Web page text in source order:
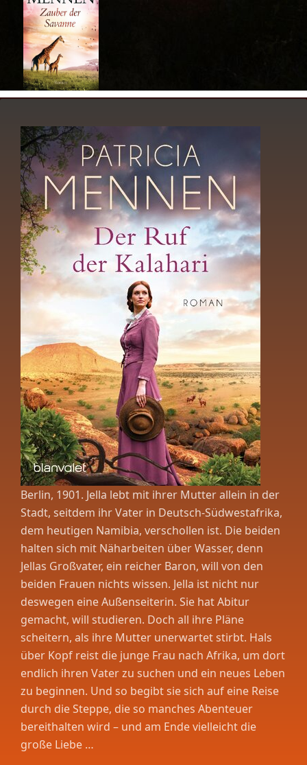
Berlin, 1901. Jella lebt mit ihrer Mutter allein in der
Stadt, seitdem ihr Vater in Deutsch-Südwestafrika,
dem heutigen Namibia, verschollen ist. Die beiden
halten sich mit Näharbeiten über Wasser, denn
Jellas Großvater, ein reicher Baron, will von den
beiden Frauen nichts wissen. Jella ist nicht nur
deswegen eine Außenseiterin. Sie hat Abitur
gemacht, will studieren. Doch all ihre Pläne
scheitern, als ihre Mutter unerwartet stirbt. Hals
über Kopf reist die junge Frau nach Afrika, um dort
endlich ihren Vater zu suchen und ein neues Leben
zu beginnen. Und so begibt sie sich auf eine Reise
durch die Steppe, die so manches Abenteuer
bereithalten wird – und am Ende vielleicht die
große Liebe …